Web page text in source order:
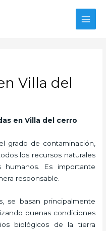
Villa del
en Villa del cerro
grado de contaminación,
los recursos naturales
Es importante
responsable.
se basan principalmente
buenas condiciones
biológicos de la tierra